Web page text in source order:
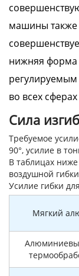
машины также
нижняя форма
во всех
Сила
Требуемое
90°, усилие в
В таблицах
воздушной
Усилие гибки
Мягкий